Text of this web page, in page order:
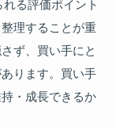
る評価ポイント
理することが重
ず、買い手にと
ります。買い手
・成長できるか